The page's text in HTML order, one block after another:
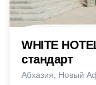
WHITE
стандарт
Абхазия Новый